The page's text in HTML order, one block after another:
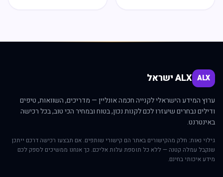
ALX ALX ישראל
ערוץ המידע הישראלי לקנייה חכמה אונליין — מדריכים, השוואות, טיפים
ודילים נבחרים שיעזרו לכם לקנות נכון, בטוח ובמחיר הכי טוב, בכל רכישה
באינטרנט.
גילוי נאות: חלק מהקישורים באתר הם קישורי שותפים. אם תבצעו רכישה דרכם ייתכן
שנקבל עמלה קטנה — ללא כל תוספת עלות אליכם. כך אנחנו ממשיכים לספק לכם
מידע איכותי בחינם.